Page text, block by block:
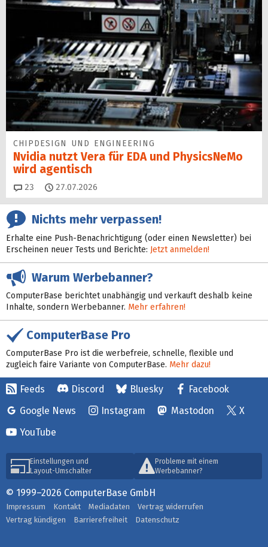
CHIPDESIGN UND ENGINEERING
Nvidia nutzt Vera für EDA und PhysicsNeMo
wird agentisch
23 Kommentare
27.07.2026
Nichts mehr verpassen!
Erhalte eine Push-Benachrichtigung (oder einen Newsletter) bei
Erscheinen neuer Tests und Berichte: Jetzt anmelden!
Warum Werbebanner?
ComputerBase berichtet unabhängig und verkauft deshalb keine
Inhalte, sondern Werbebanner. Mehr erfahren!
ComputerBase Pro
ComputerBase Pro ist die werbefreie, schnelle, flexible und
zugleich faire Variante von ComputerBase. Mehr dazu!
Feeds Discord Bluesky
Facebook
Google News
Instagram Mastodon
X
YouTube
Einstellungen und
Layout-Umschalter
Probleme mit einem
Werbebanner?
© 1999–2026 ComputerBase GmbH
Impressum Kontakt Mediadaten
Vertrag widerrufen
Vertrag kündigen
Barrierefreiheit Datenschutz